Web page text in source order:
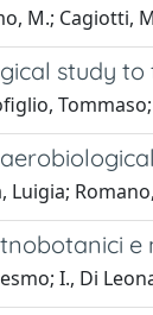
M.; Cagiotti,
study
I., Di